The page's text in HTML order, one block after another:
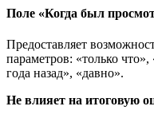
Поле «Когда был
Предоставляет
параметров: «только
года назад», «давно».
Не влияет на итоговую